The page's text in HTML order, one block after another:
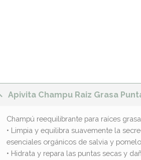
Apivita Champu Raiz Grasa
Champú reequilibrante para raíces
• Limpia y equilibra suavemente la
esenciales orgánicos de salvia y pomelo.
• Hidrata y repara las puntas secas y